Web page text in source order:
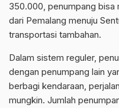
350.000, penumpang bisa
dari Pemalang menuju
transportasi tambahan.
Dalam sistem reguler,
dengan penumpang lain
berbagi kendaraan,
mungkin. Jumlah